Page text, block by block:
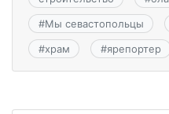
#Мы севастопольцы
#храм #ярепортер